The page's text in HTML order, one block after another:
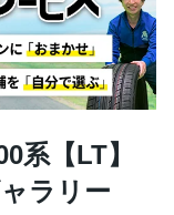
系【LT】
ラリー